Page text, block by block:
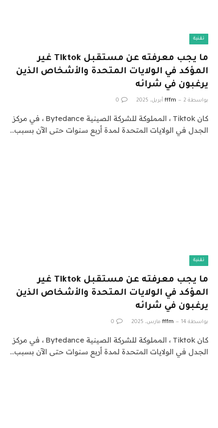
تقنية
ما يجب معرفته عن مستقبل Tiktok غير
المؤكد في الولايات المتحدة والأشخاص الذين
يرغبون في شرائه
بواسطة fffm 2 أبريل، 2025 0
كان Tiktok ، المملوكة للشركة الصينية Bytedance ، في مركز
الجدل في الولايات المتحدة لمدة أربع سنوات حتى الآن بسبب…
تقنية
ما يجب معرفته عن مستقبل Tiktok غير
المؤكد في الولايات المتحدة والأشخاص الذين
يرغبون في شرائه
بواسطة fffm 14 مارس، 2025 0
كان Tiktok ، المملوكة للشركة الصينية Bytedance ، في مركز
الجدل في الولايات المتحدة لمدة أربع سنوات حتى الآن بسبب…